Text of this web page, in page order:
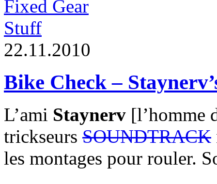
Stuff
22.11.2010
Bike Check –
L’ami Staynerv [l’homme
trickseurs SOUNDTRACK
les montages pour rouler.